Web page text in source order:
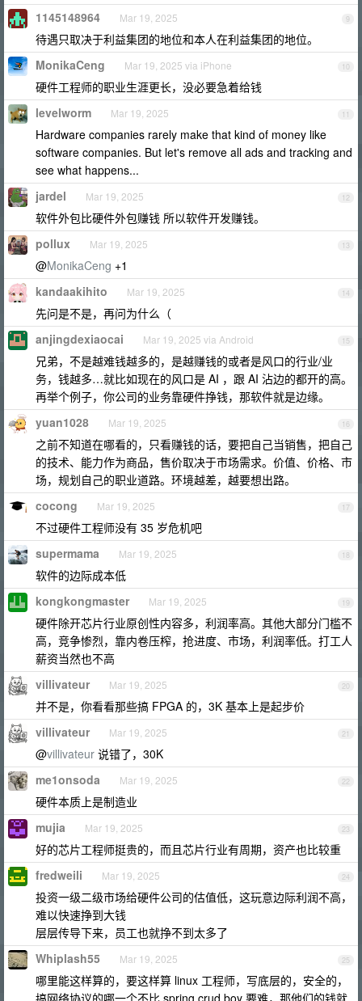
9
1145148964 Mar 19, 2025
待遇只取决于利益集团的地位和本人在利益集团的地位。
10
MonikaCeng Mar 19, 2025 via iPhone
硬件工程师的职业生涯更长，没必要急着给钱
11
levelworm Mar 19, 2025
Hardware companies rarely make that kind of money like
software companies. But let's remove all ads and tracking and
see what happens...
12
jardel Mar 19, 2025
软件外包比硬件外包赚钱 所以软件开发赚钱。
13
pollux Mar 19, 2025
@MonikaCeng +1
14
kandaakihito Mar 19, 2025
先问是不是，再问为什么（
15
anjingdexiaocai Mar 19, 2025 via Android
兄弟，不是越难钱越多的，是越赚钱的或者是风口的行业/业
务，钱越多…就比如现在的风口是 AI ，跟 AI 沾边的都开的高。
再举个例子，你公司的业务靠硬件挣钱，那软件就是边缘。
16
yuan1028 Mar 19, 2025
之前不知道在哪看的，只看赚钱的话，要把自己当销售，把自己
的技术、能力作为商品，售价取决于市场需求。价值、价格、市
场，规划自己的职业道路。环境越差，越要想出路。
17
cocong Mar 19, 2025
不过硬件工程师没有 35 岁危机吧
18
supermama Mar 19, 2025
软件的边际成本低
19
kongkongmaster Mar 19, 2025
硬件除开芯片行业原创性内容多，利润率高。其他大部分门槛不
高，竞争惨烈，靠内卷压榨，抢进度、市场，利润率低。打工人
薪资当然也不高
20
villivateur Mar 19, 2025
并不是，你看看那些搞 FPGA 的，3K 基本上是起步价
21
villivateur Mar 19, 2025
@villivateur 说错了，30K
22
me1onsoda Mar 19, 2025
硬件本质上是制造业
23
mujia Mar 19, 2025
好的芯片工程师挺贵的，而且芯片行业有周期，资产也比较重
24
fredweili Mar 19, 2025
投资一级二级市场给硬件公司的估值低，这玩意边际利润不高，
难以快速挣到大钱
层层传导下来，员工也就挣不到太多了
25
Whiplash55 Mar 19, 2025
哪里能这样算的，要这样算 linux 工程师，写底层的，安全的，
搞网络协议的哪一个不比 spring crud boy 要难，那他们的钱就